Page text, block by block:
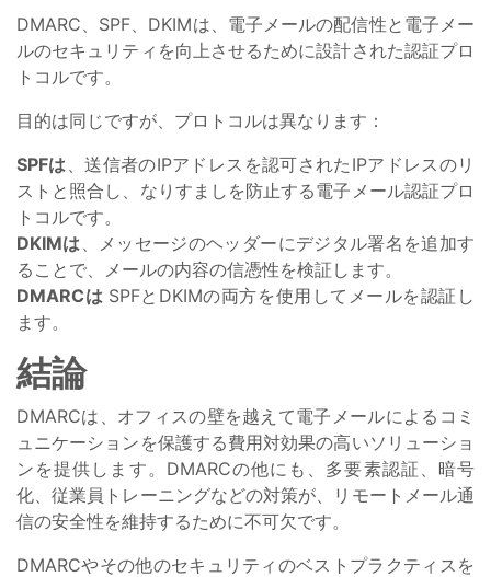
DMARC、SPF、DKIMは、電子メールの配信性と電子メー
ルのセキュリティを向上させるために設計された認証プロ
トコルです。
目的は同じですが、プロトコルは異なります：
SPFは 、送信者のIPアドレスを認可されたIPアドレスのリ
ストと照合し、なりすましを防止する電子メール認証プロ
トコルです。
DKIMは 、メッセージのヘッダーにデジタル署名を追加す
ることで、メールの内容の信憑性を検証します。
DMARCは SPFとDKIMの両方を使用してメールを認証し
ます。
結論
DMARCは、オフィスの壁を越えて電子メールによるコミ
ュニケーションを保護する費用対効果の高いソリューショ
ンを提供します。DMARCの他にも、多要素認証、暗号
化、従業員トレーニングなどの対策が、リモートメール通
信の安全性を維持するために不可欠です。
DMARCやその他のセキュリティのベストプラクティスを